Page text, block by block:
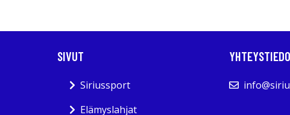
SIVUT
Siriussport
Elämyslahjat